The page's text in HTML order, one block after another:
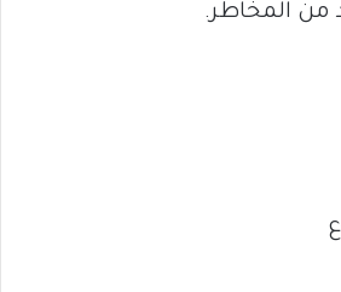
من المخاطر.